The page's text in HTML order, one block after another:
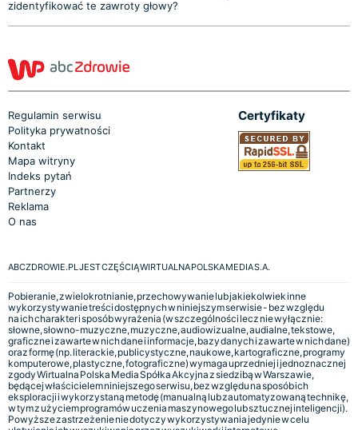
zidentyfikować te zawroty głowy?
Regulamin serwisu
Polityka prywatności
Kontakt
Mapa witryny
Indeks pytań
Partnerzy
Reklama
O nas
Certyfikaty
ABCZDROWIE.PL JEST CZĘŚCIĄ WIRTUALNA POLSKA MEDIA S.A.
Pobieranie, zwielokrotnianie, przechowywanie lub jakiekolwiek inne
wykorzystywanie treści dostępnych w niniejszym serwisie - bez względu
na ich charakter i sposób wyrażenia (w szczególności lecz nie wyłącznie:
słowne, słowno-muzyczne, muzyczne, audiowizualne, audialne, tekstowe,
graficzne i zawarte w nich dane i informacje, bazy danych i zawarte w nich dane)
oraz formę (np. literackie, publicystyczne, naukowe, kartograficzne, programy
komputerowe, plastyczne, fotograficzne) wymaga uprzedniej i jednoznacznej
zgody Wirtualna Polska Media Spółka Akcyjna z siedzibą w Warszawie,
będącej właścicielem niniejszego serwisu, bez względu na sposób ich
eksploracji i wykorzystaną metodę (manualną lub zautomatyzowaną technikę,
w tym z użyciem programów uczenia maszynowego lub sztucznej inteligencji).
Powyższe zastrzeżenie nie dotyczy wykorzystywania jedynie w celu